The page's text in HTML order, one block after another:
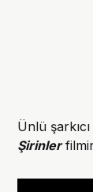
Ünlü şarkıcı
Şirinler